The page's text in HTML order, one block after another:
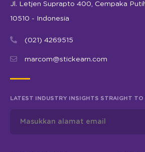
Jl. Letjen Suprapto 400, Cempaka
10510 - Indonesia
(021) 4269515
marcom@stickearn.com
LATEST INDUSTRY INSIGHTS STRAIGHT TO